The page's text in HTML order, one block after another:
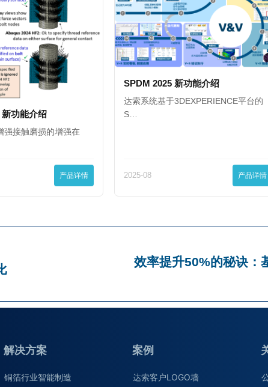
功能介绍
强接触磨损的增强在
产品详情
SPDM 2025 新功能介绍
达索系统基于3DEXPERIENCE平台的
S…
2025-08 产品详情
效率提升50%的秘诀：
解决方案
铜箔行业智能制造
案例
达索客户LOGO墙